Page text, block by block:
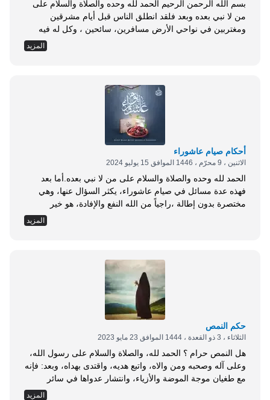
بسم الله الرحمن الرحيم الحمد لله وحده والصلاة والسلام على
من لا نبي بعده وبعد فلقد انطلق الناس قبل أيام مشرقين
ومغتربين في نواحي الأرض مسافرين، سائحين ، وكل له فيه
قصد ومبتغى ، وعلى قدر نياتهم يؤجرون ، ومن عادة المسافرين
نزولهم في الفنادق طلباً للراحة والأنس ، لذا أقدم لكم رسالة
المزيد
أحكام صيام عاشوراء
الاثنين ، 9 محرّم ، 1446 الموافق 15 يوليو 2024
الحمد لله وحده والصلاة والسلام على من لا نبي بعده.أما بعد
فهذه عدة مسائل في صيام عاشوراء، يكثر السؤال عنها، وهي
مختصرة بدون إطالة ،راجياً من الله النفع والإفادة، هو خير
مسؤول ومأمول، ومنه التوفيق والسداد والقبول: المسألة الأولى:
صيام عاشوراء: هو صوم اليوم العاشر من شهر الله المحرم، وهو
المزيد
حكم النمص
الثلاثاء ، 3 ذو القعدة ، 1444 الموافق 23 مايو 2023
هل النمص حرام ؟ الحمد لله، والصلاة والسلام على رسول الله،
وعلى آله وصحبه ومن والاه، واتبع هديه، واقتدى بهداه، وبعد: فإنه
مع طغيان موجة الموضة والأزياء، وانتشار عدواها في سائر
الأرجاء، أصبح النساء مولعات بأضوائها، ملازمات لإنتاجها، متابعات
المزيد